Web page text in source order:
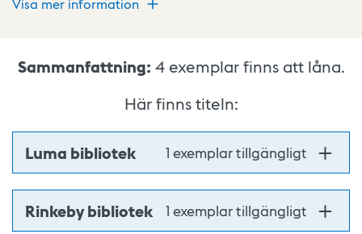
Visa mer information
Sammanfattning: 4 exemplar finns att låna.
Här finns titeln:
Luma bibliotek 1 exemplar tillgängligt
Rinkeby bibliotek 1 exemplar tillgängligt